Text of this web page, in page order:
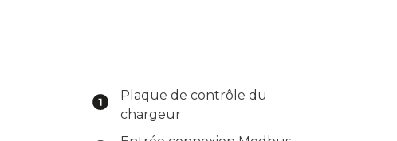
Plaque de contrôle du
chargeur